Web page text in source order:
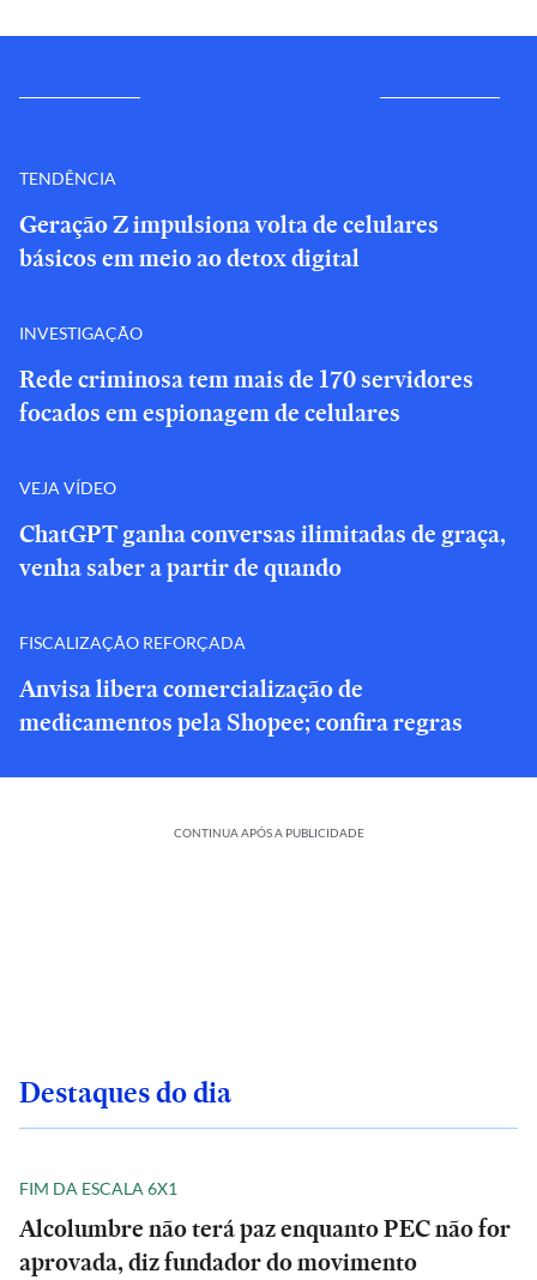
TENDÊNCIA
Geração Z impulsiona volta de celulares
básicos em meio ao detox digital
INVESTIGAÇÃO
Rede criminosa tem mais de 170 servidores
focados em espionagem de celulares
VEJA VÍDEO
ChatGPT ganha conversas ilimitadas de graça,
venha saber a partir de quando
FISCALIZAÇÃO REFORÇADA
Anvisa libera comercialização de
medicamentos pela Shopee; confira regras
CONTINUA APÓS A PUBLICIDADE
Destaques do dia
FIM DA ESCALA 6X1
Alcolumbre não terá paz enquanto PEC não for
aprovada, diz fundador do movimento